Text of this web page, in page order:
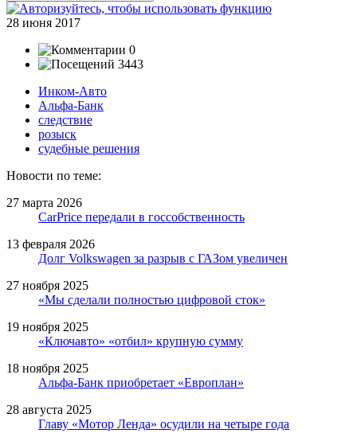
28 июня 2017
0
3443
Инком-Авто
Альфа-Банк
следствие
розыск
судебные решения
Новости по теме:
27 марта 2026
CarPrice передали в госсобственность
13 февраля 2026
Долг Volkswagen за разрыв с ГАЗом увеличен
27 ноября 2025
«Мы сделали полностью цифровой сток»
19 ноября 2025
«Ключавто» «отбил» крупную сумму
18 ноября 2025
Альфа-Банк приобретает «Европлан»
28 августа 2025
Главу «Мотор Ленда» осудили на четыре года